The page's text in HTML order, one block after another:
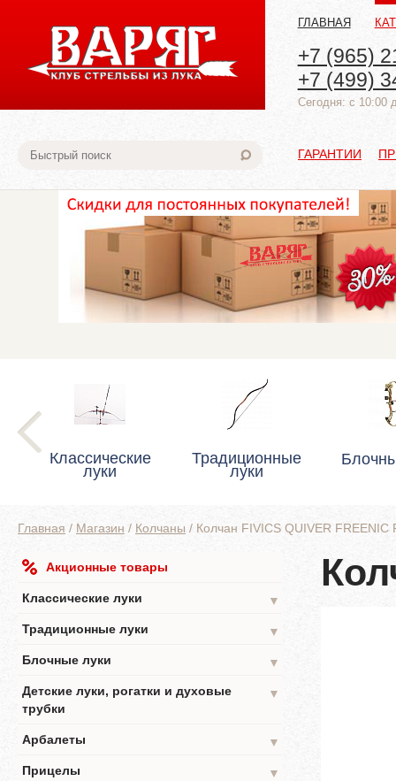
ГЛАВНАЯ
+7 (965)
+7 (499)
Cегодня: с 10:00
ГАРАНТИИ
Классические
луки
Традиционные
луки
Главная / Магазин / Колчаны / Колчан FIVICS QUIVER FREENIC
Акционные товары
Классические луки
▼
Традиционные луки
▼
Блочные луки
▼
Детские луки, рогатки и духовые
трубки
▼
Арбалеты
▼
Прицелы
▼